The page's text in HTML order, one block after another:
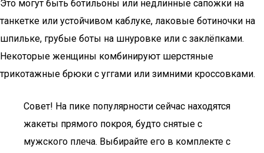
Это могут быть ботильоны или недлинные сапожки на
танкетке или устойчивом каблуке, лаковые ботиночки на
шпильке, грубые боты на шнуровке или с заклёпками.
Некоторые женщины комбинируют шерстяные
трикотажные брюки с уггами или зимними кроссовками.
Совет! На пике популярности сейчас находятся
жакеты прямого покроя, будто снятые с
мужского плеча. Выбирайте его в комплекте с